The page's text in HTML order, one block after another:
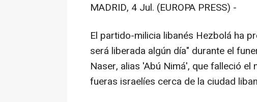
MADRID, 4 Jul. (EUROPA PRESS) -
El partido-milicia libanés Hezbolá ha
será liberada algún día" durante el
Naser, alias 'Abú Nimá', que falleció
fueras israelíes cerca de la ciudad